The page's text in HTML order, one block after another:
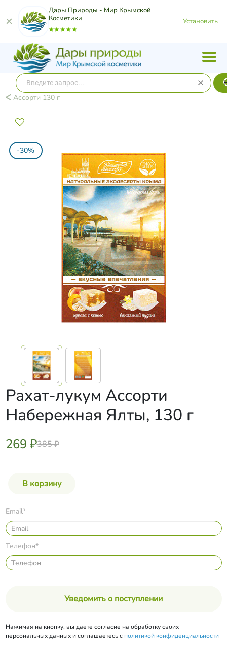
Дары Природы - Мир Крымской
Косметики
Установить
Ассорти 130 г
-30%
Рахат-лукум Ассорти
Набережная Ялты, 130 г
269 ₽385 ₽
Email*
Телефон*
Уведомить о поступлении
Нажимая на кнопку, вы даете согласие на обработку своих
персональных данных и соглашаетесь с политикой конфиденциальности